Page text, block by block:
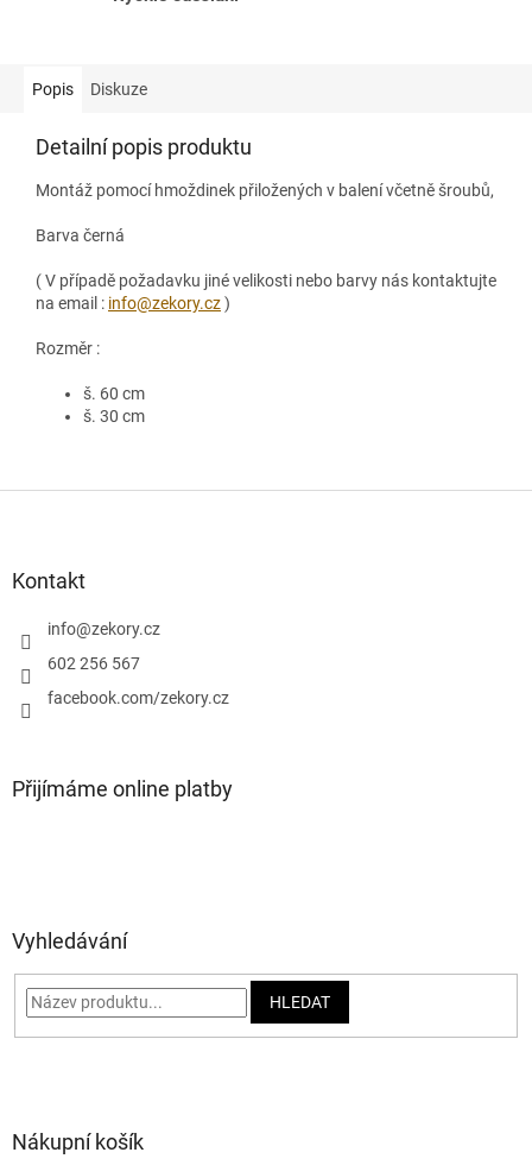
Popis Diskuze
Detailní popis produktu
Montáž pomocí hmoždinek přiložených v balení včetně šroubů,
Barva černá
( V případě požadavku jiné velikosti nebo barvy nás kontaktujte
na email : info@zekory.cz)
Rozměr :
š. 60 cm
š. 30 cm
Kontakt
info@zekory.cz
602 256 567
facebook.com/zekory.cz
Přijímáme online platby
Vyhledávání
HLEDAT
Nákupní košík